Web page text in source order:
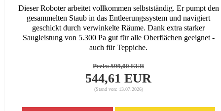
Dieser Roboter arbeitet vollkommen selbstständig. Er pumpt den
gesammelten Staub in das Entleerungssystem und navigiert
geschickt durch verwinkelte Räume. Dank extra starker
Saugleistung von 5.300 Pa gut für alle Oberflächen geeignet -
auch für Teppiche.
Preis:599,00 EUR
544,61 EUR
(Stand von: 13.07.2026)